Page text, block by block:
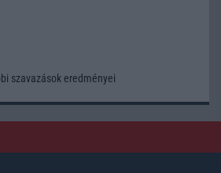
szavazások eredményei